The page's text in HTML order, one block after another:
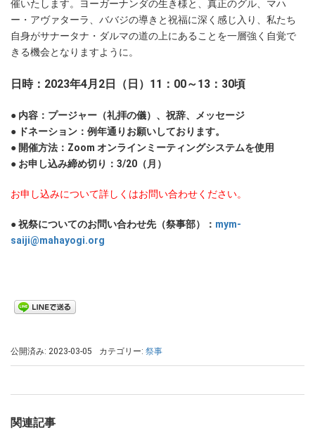
催いたします。ヨーガーナンダの生き様と、真正のグル、マハ
ー・アヴァターラ、ババジの導きと祝福に深く感じ入り、私たち
自身がサナータナ・ダルマの道の上にあることを一層強く自覚で
きる機会となりますように。
日時：2023年4月2日（日）11：00～13：30頃
● 内容：プージャー（礼拝の儀）、祝辞、メッセージ
● ドネーション：例年通りお願いしております。
● 開催方法：Zoom オンラインミーティングシステムを使用
● お申し込み締め切り：3/20（月）
お申し込みについて詳しくはお問い合わせください。
● 祝祭についてのお問い合わせ先（祭事部）： mym-
saiji@mahayogi.org
公開済み: 2023-03-05 カテゴリー: 祭事
関連記事